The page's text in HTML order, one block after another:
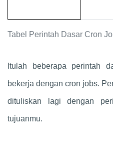
Tabel Perintah Dasar Cron
Itulah beberapa perintah
bekerja dengan cron jobs.
dituliskan lagi dengan
tujuanmu.